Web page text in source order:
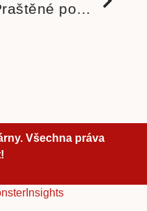
Praštěné pohádky Aškenázyho se Štěpánovými ilustracemi patří mezi skutečné české skvosty pro děti
Všechna práva